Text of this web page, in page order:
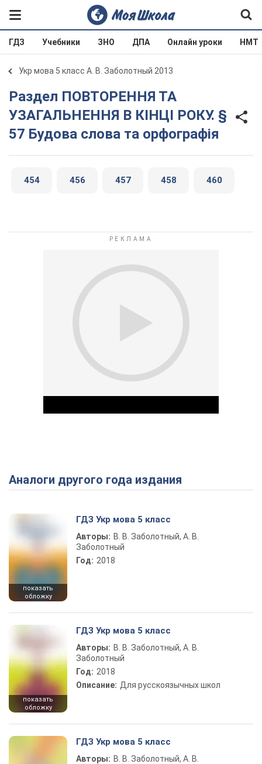
ГДЗ Учебники ЗНО ДПА Онлайн уроки НМТ
Укр мова 5 класс А. В. Заболотный 2013
Раздел ПОВТОРЕННЯ ТА
УЗАГАЛЬНЕННЯ В КІНЦІ РОКУ. §
57 Будова слова та орфографія
454 456 457 458 460
Play Video
Аналоги другого года издания
показать
обложку
ГДЗ Укр мова 5 класс
Авторы: В. В. Заболотный, А. В.
Заболотный
Год: 2018
показать
обложку
ГДЗ Укр мова 5 класс
Авторы: В. В. Заболотный, А. В.
Заболотный
Год: 2018
Описание: Для русскоязычных школ
ГДЗ Укр мова 5 класс
Авторы: В. В. Заболотный, А. В.